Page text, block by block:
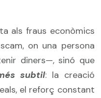
als fraus econòmics
on una persona
diners—, sinó que
subtil: la creació
el reforç constant